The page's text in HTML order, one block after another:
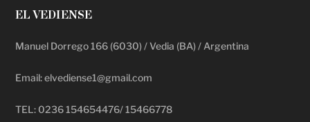
EL VEDIENSE
Manuel Dorrego 166 (6030) / Vedia (BA) / Argentina
Email: elvediense1@gmail.com
TEL: 0236 154654476/ 15466778